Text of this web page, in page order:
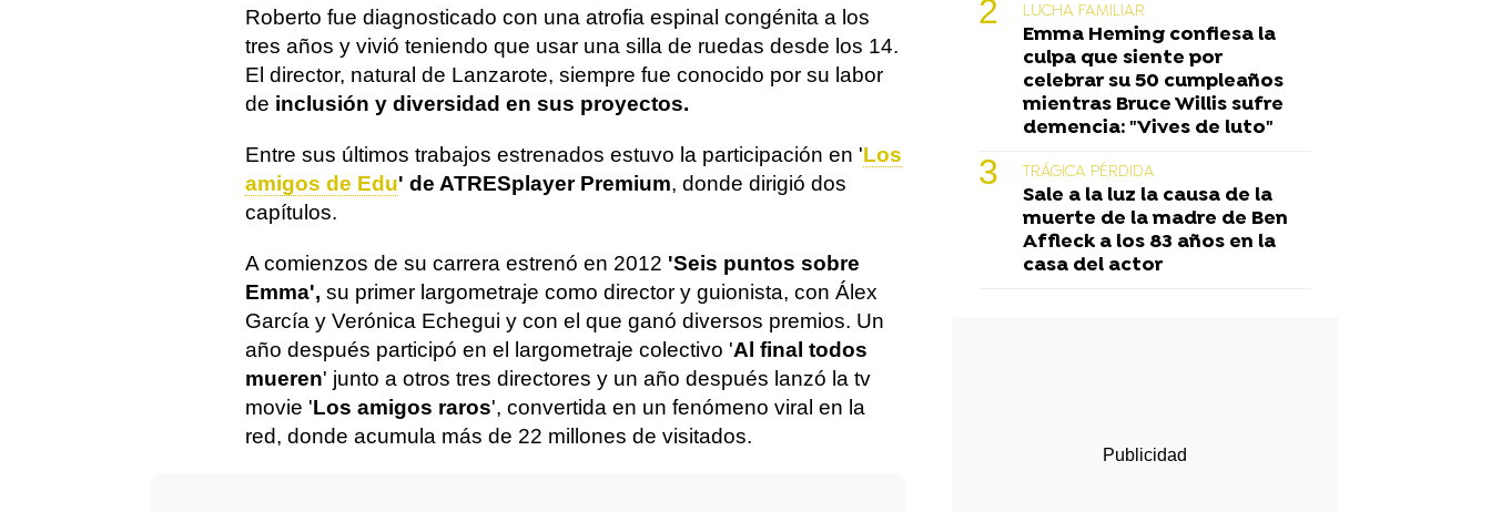
Roberto fue diagnosticado con una atrofia espinal congénita a los
tres años y vivió teniendo que usar una silla de ruedas desde los 14.
El director, natural de Lanzarote, siempre fue conocido por su labor
de inclusión y diversidad en sus proyectos.
Entre sus últimos trabajos estrenados estuvo la participación en 'Los
amigos de Edu' de ATRESplayer Premium, donde dirigió dos
capítulos.
A comienzos de su carrera estrenó en 2012 'Seis puntos sobre
Emma', su primer largometraje como director y guionista, con Álex
García y Verónica Echegui y con el que ganó diversos premios. Un
año después participó en el largometraje colectivo 'Al final todos
mueren' junto a otros tres directores y un año después lanzó la tv
movie 'Los amigos raros', convertida en un fenómeno viral en la
red, donde acumula más de 22 millones de visitados.
LUCHA FAMILIAR
Emma Heming confiesa la
culpa que siente por
celebrar su 50 cumpleaños
mientras Bruce Willis sufre
demencia: "Vives de luto"
TRÁGICA PÉRDIDA
Sale a la luz la causa de la
muerte de la madre de Ben
Affleck a los 83 años en la
casa del actor